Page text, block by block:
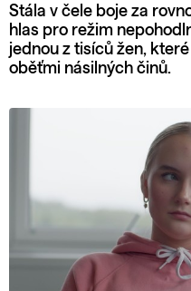
Stála v čele boje za
hlas pro režim
jednou z tisíců žen,
oběťmi násilných činů.